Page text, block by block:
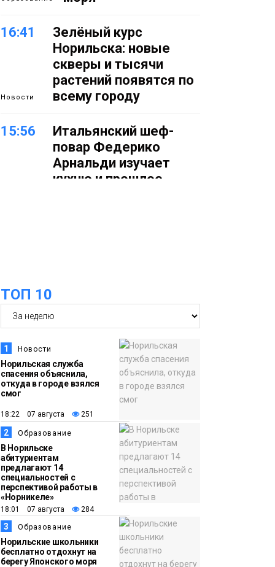
16:41
Новости
Зелёный курс
Норильска: новые
скверы и тысячи
растений появятся по
всему городу
15:56
Итальянский шеф-
повар Федерико
Арнальди изучает
кухню и прошлое
Спорт
14:30
Новости
Ленинский проспект
частично закроют в
связи с Днём
рождения «Башни»
13:59
Новости
«Домик Хоббитов» и
«Самолёт в облаках»
появятся в Кайеркане
13:08
Новости
Предстоящие
выходные в
Норильске будут
зябкими, пасмурными
и дождливыми
ТОП 10
1 Новости
Норильская служба
спасения объяснила,
откуда в городе взялся
смог
18:22 07 августа 251
2 Образование
В Норильске
абитуриентам
предлагают 14
специальностей с
перспективой работы в
«Норникеле»
18:01 07 августа 284
3 Образование
Норильские школьники
бесплатно отдохнут на
берегу Японского моря